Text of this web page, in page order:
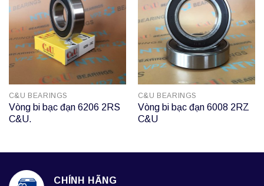
C&U BEARINGS
Vòng bi bạc đạn 6206 2RS
C&U.
C&U BEARINGS
Vòng bi bạc đạn 6008 2RZ
C&U
CHÍNH HÃNG